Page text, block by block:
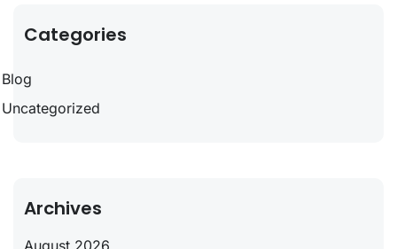
Categories
Blog
Uncategorized
Archives
August 2026